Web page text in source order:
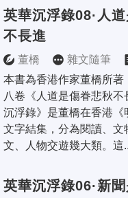
英華沉浮錄08·人
不長進
董橋 雜文隨筆
本書為香港作家董橋所著
八卷《人道是傷眷悲秋不
沉浮錄》是董橋在香港《
文字結集，分為閱讀、文
文、人物交遊幾大類。這..
英華沉浮錄06·新